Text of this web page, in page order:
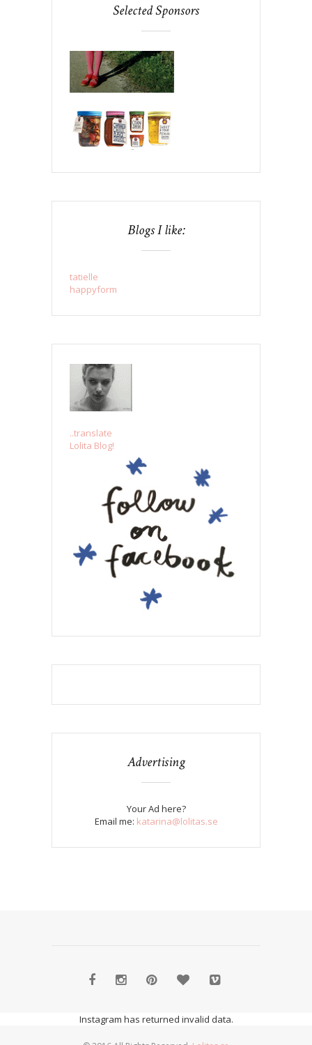
Selected Sponsors
Blogs I like:
tatielle
happyform
..translate
Lolita Blog!
Advertising
Your Ad here?
Email me: katarina@lolitas.se
Instagram has returned invalid data.